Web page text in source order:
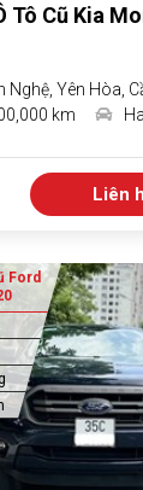
Tô Cũ Kia
Nghệ, Yên Hòa,
km
Liên
Ford